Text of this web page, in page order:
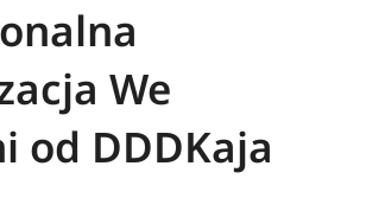
We
od DDDKaja